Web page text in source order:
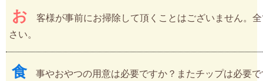
お
客様が事前にお掃除して頂くことはございません。
さい。
食 事やおやつの用意は必要ですか？またチップは必要